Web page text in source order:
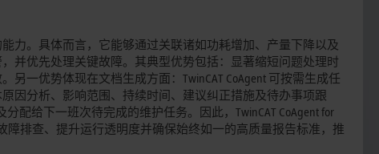
力。具体而言，它能够通过关联诸如功耗增加、产量下降以及
并优先处理关键故障。其典型优势包括：显著缩短问题处理时
一优势体现在文档生成方面：TwinCAT CoAgent 可按需生成任
因分析、影响范围、持续时间、建议纠正措施及待办事项跟
给下一班次待完成的维护任务。因此，TwinCAT CoAgent for
障排查、提升运行透明度并确保始终如一的高质量报告标准，推